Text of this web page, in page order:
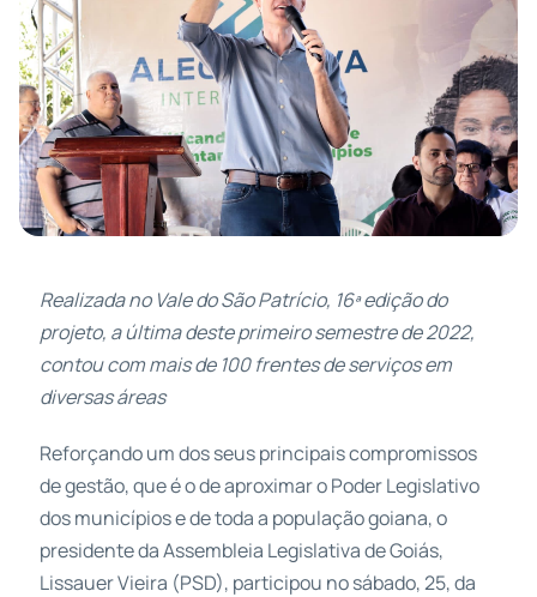
Realizada no Vale do São Patrício, 16ª edição do
projeto, a última deste primeiro semestre de 2022,
contou com mais de 100 frentes de serviços em
diversas áreas
Reforçando um dos seus principais compromissos
de gestão, que é o de aproximar o Poder Legislativo
dos municípios e de toda a população goiana, o
presidente da Assembleia Legislativa de Goiás,
Lissauer Vieira (PSD), participou no sábado, 25, da